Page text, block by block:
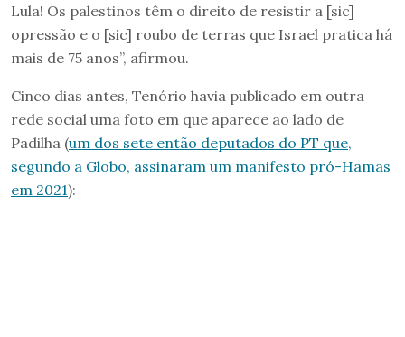
Lula! Os palestinos têm o direito de resistir a [sic]
opressão e o [sic] roubo de terras que Israel pratica há
mais de 75 anos”, afirmou.
Cinco dias antes, Tenório havia publicado em outra
rede social uma foto em que aparece ao lado de
Padilha (um dos sete então deputados do PT que,
segundo a Globo, assinaram um manifesto pró-Hamas
em 2021):